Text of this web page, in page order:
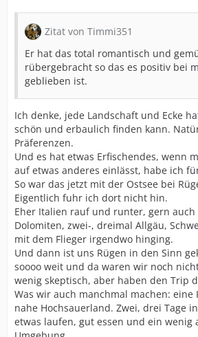
Zitat von Timmi351
Er hat das total romantisch und
rübergebracht so das es positiv bei
geblieben ist.
Ich denke, jede Landschaft und Ecke
schön und erbaulich finden kann.
Präferenzen.
Und es hat etwas Erfischendes, wenn
auf etwas anderes einlässt, habe ich
So war das jetzt mit der Ostsee bei
Eigentlich fuhr ich dort nicht hin.
Eher Italien rauf und runter, gern auch
Dolomiten, zwei-, dreimal Allgäu,
mit dem Flieger irgendwo hinging.
Und dann ist uns Rügen in den Sinn
soooo weit und da waren wir noch
wenig skeptisch, aber haben den Trip
Was wir auch manchmal machen:
nahe Hochsauerland. Zwei, drei Tage
etwas laufen, gut essen und ein